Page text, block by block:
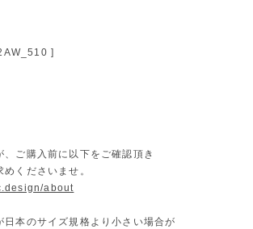
]
、ご購入前に以下をご確認頂き
くださいませ。
about
日本のサイズ規格より小さい場合が